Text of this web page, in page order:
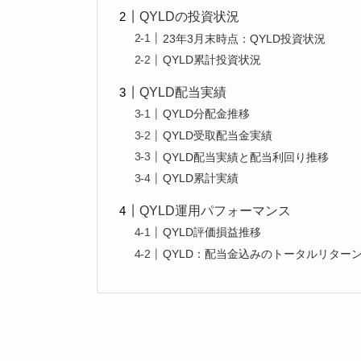
QYLDの投資状況
23年3月末時点：QYLD投資状況
QYLD累計投資状況
QYLD配当実績
QYLD分配金推移
QYLD受取配当金実績
QYLD配当実績と配当利回り推移
QYLD累計実績
QYLD運用パフォーマンス
QYLD評価損益推移
QYLD：配当金込みのトータルリター